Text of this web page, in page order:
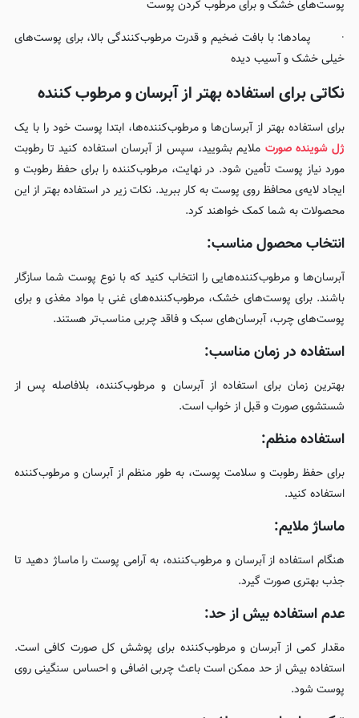
پوست‌های خشک و برای مرطوب کردن پوست
· پمادها: با بافت ضخیم و قدرت مرطوب‌کنندگی بالا، برای پوست‌های
خیلی خشک و آسیب دیده
نکاتی برای استفاده بهتر از آبرسان و مرطوب کننده
برای استفاده‌ بهتر از آبرسان‌ها و مرطوب‌کننده‌ها، ابتدا پوست خود را با یک
ژل شوینده صورت ملایم بشویید، سپس از آبرسان استفاده کنید تا رطوبت
مورد نیاز پوست تأمین شود. در نهایت، مرطوب‌کننده را برای حفظ رطوبت و
ایجاد لایه‌ی محافظ روی پوست به کار ببرید. نکات زیر در استفاده بهتر از این
محصولات به شما کمک خواهند کرد.
انتخاب محصول مناسب:
آبرسان‌ها و مرطوب‌کننده‌هایی را انتخاب کنید که با نوع پوست شما سازگار
باشند. برای پوست‌های خشک، مرطوب‌کننده‌های غنی با مواد مغذی و برای
پوست‌های چرب، آبرسان‌های سبک و فاقد چربی مناسب‌تر هستند.
استفاده در زمان مناسب:
بهترین زمان برای استفاده از آبرسان و مرطوب‌کننده، بلافاصله پس از
شستشوی صورت و قبل از خواب است.
استفاده منظم:
برای حفظ رطوبت و سلامت پوست، به طور منظم از آبرسان و مرطوب‌کننده
استفاده کنید.
ماساژ ملایم:
هنگام استفاده از آبرسان و مرطوب‌کننده، به آرامی پوست را ماساژ دهید تا
جذب بهتری صورت گیرد.
عدم استفاده بیش از حد:
مقدار کمی از آبرسان و مرطوب‌کننده برای پوشش کل صورت کافی است.
استفاده بیش از حد ممکن است باعث چربی اضافی و احساس سنگینی روی
پوست شود.